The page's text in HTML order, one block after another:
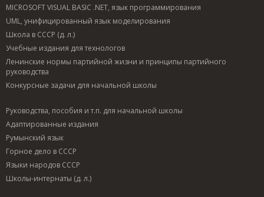
MICROSOFT VISUAL BASIC .NET, язык программирования
UML, унифицированный язык моделирования
Школа в СССР (д. л.)
Учебные издания для технологов
Ленинские нормы партийной жизни и принципы партийного
руководства
Конкурсные задачи для начальной школы
Руководства, пособия и т.п. для начальной школы
Адаптированные издания
Румынский язык
Горное дело в СССР
Языки народов СССР
Школы-интернаты (д. л.)